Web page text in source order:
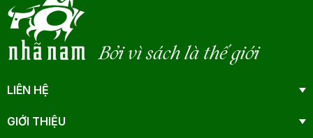
Bởi vì sách là thế giới
LIÊN HỆ
GIỚI THIỆU